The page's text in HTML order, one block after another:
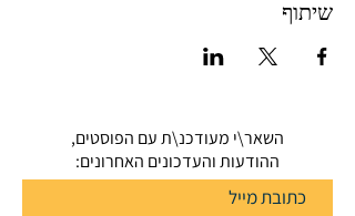
שיתוף
השאר\י מעודכנ\ת עם הפוסטים,
ההודעות והעדכונים האחרונים: